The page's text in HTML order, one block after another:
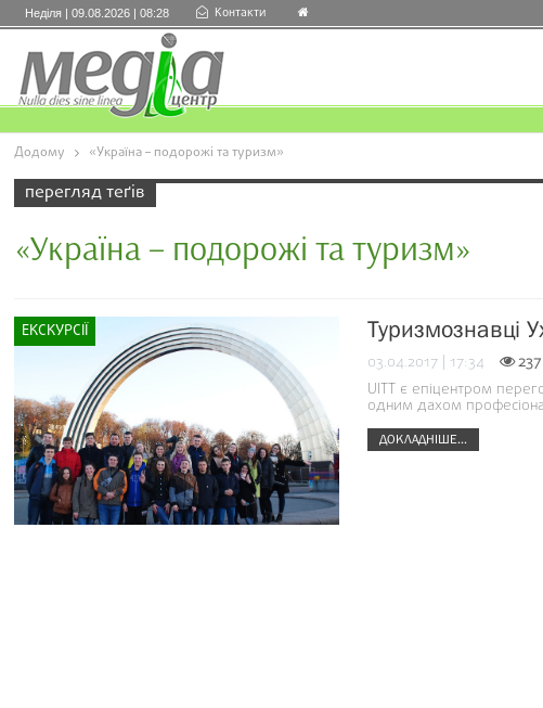
Неділя | 09.08.2026 | 08:28 Контакти
Додому «Україна – подорожі та туризм»
перегляд теґів
«Україна – подорожі та туризм»
ЕКСКУРСІЇ Туризмознавці
03.04.2017 | 17:34 237
UITT є епіцентром
одним дахом
ДОКЛАДНІШЕ...